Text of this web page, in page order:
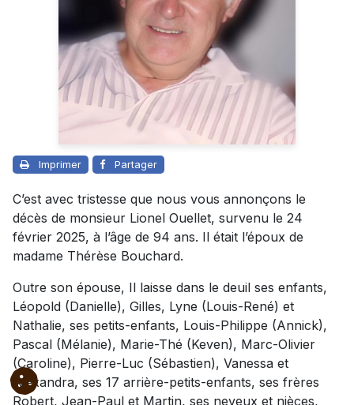
Imprimer Partager
C’est avec tristesse que nous vous annonçons le
décès de monsieur Lionel Ouellet, survenu le 24
février 2025, à l’âge de 94 ans. Il était l’époux de
madame Thérèse Bouchard.
Outre son épouse, Il laisse dans le deuil ses enfants,
Léopold (Danielle), Gilles, Lyne (Louis-René) et
Nathalie, ses petits-enfants, Louis-Philippe (Annick),
Pascal (Mélanie), Marie-Thé (Keven), Marc-Olivier
(Caroline), Pierre-Luc (Sébastien), Vanessa et
Alexandra, ses 17 arrière-petits-enfants, ses frères
Robert, Jean-Paul et Martin, ses neveux et nièces,